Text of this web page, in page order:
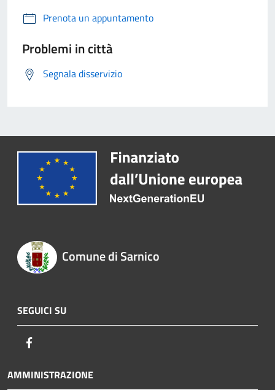
Prenota un appuntamento
Problemi in città
Segnala disservizio
Comune di Sarnico
SEGUICI SU
AMMINISTRAZIONE